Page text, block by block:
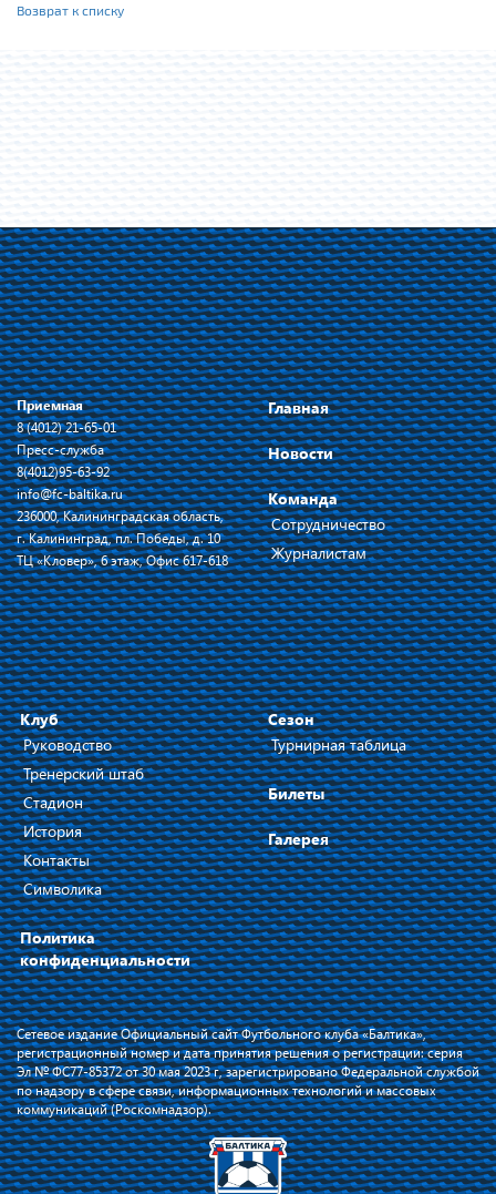
Возврат к списку
Приемная
8 (4012) 21-65-01
Пресс-служба
8(4012)95-63-92
info@fc-baltika.ru
236000, Калининградская область,
г. Калининград, пл. Победы, д. 10
ТЦ «Кловер», 6 этаж, Офис 617-618
Главная
Новости
Команда
Сотрудничество
Журналистам
Клуб
Руководство
Тренерский штаб
Стадион
История
Контакты
Символика
Политика
конфиденциальности
Сезон
Турнирная таблица
Билеты
Галерея
Сетевое издание Официальный сайт Футбольного клуба «Балтика»,
регистрационный номер и дата принятия решения о регистрации: серия
Эл № ФС77-85372 от 30 мая 2023 г, зарегистрировано Федеральной службой
по надзору в сфере связи, информационных технологий и массовых
коммуникаций (Роскомнадзор).